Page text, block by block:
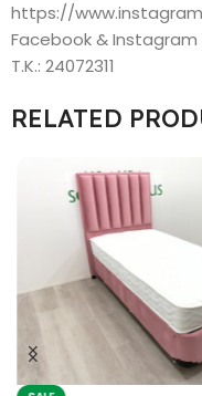
https://
Facebook & Instagram
T.K.: 24072311
RELATED